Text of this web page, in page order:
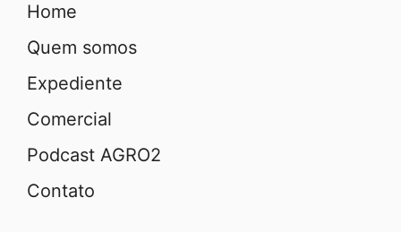
Home
Quem somos
Expediente
Comercial
Podcast AGRO2
Contato